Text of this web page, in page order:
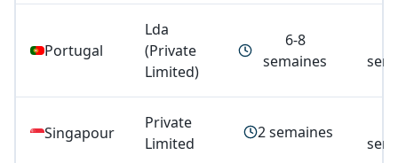
Portugal
Lda
(Private
Limited)
6-8
semaines
Singapour
Private
Limited
2 semaines